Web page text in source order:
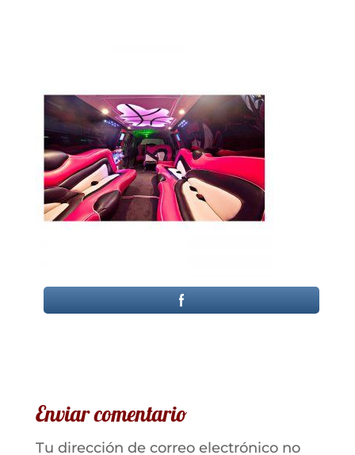
Enviar comentario
Tu dirección de correo electrónico no